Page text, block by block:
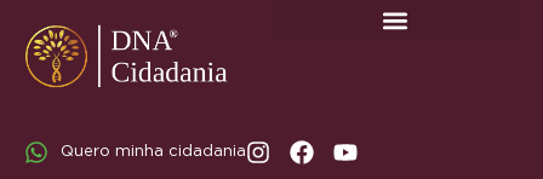
Quero minha cidadania